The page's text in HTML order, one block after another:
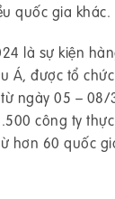
quốc gia khác.
là sự kiện
Á, được tổ
ngày 05 –
công ty
hơn 60 quốc